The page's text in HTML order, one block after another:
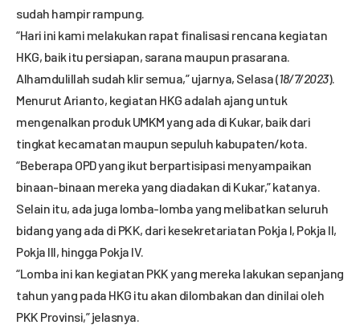
sudah hampir rampung.
“Hari ini kami melakukan rapat finalisasi rencana kegiatan
HKG, baik itu persiapan, sarana maupun prasarana.
Alhamdulillah sudah klir semua,” ujarnya, Selasa (18/7/2023).
Menurut Arianto, kegiatan HKG adalah ajang untuk
mengenalkan produk UMKM yang ada di Kukar, baik dari
tingkat kecamatan maupun sepuluh kabupaten/kota.
“Beberapa OPD yang ikut berpartisipasi menyampaikan
binaan-binaan mereka yang diadakan di Kukar,” katanya.
Selain itu, ada juga lomba-lomba yang melibatkan seluruh
bidang yang ada di PKK, dari kesekretariatan Pokja I, Pokja II,
Pokja III, hingga Pokja IV.
“Lomba ini kan kegiatan PKK yang mereka lakukan sepanjang
tahun yang pada HKG itu akan dilombakan dan dinilai oleh
PKK Provinsi,” jelasnya.